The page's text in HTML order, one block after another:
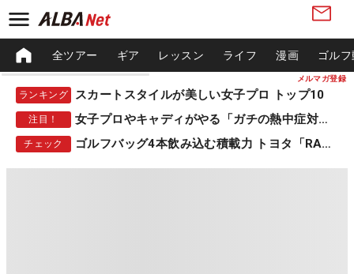
メルマガ登録
全ツアー ギア レッスン ライフ 漫画 ゴル
ランキング スカートスタイルが美しい女子プロ トップ10
注目！ 女子プロやキャディがやる「ガチの熱中症対策」
チェック ゴルフバッグ4本飲み込む積載力 トヨタ「RAV4」